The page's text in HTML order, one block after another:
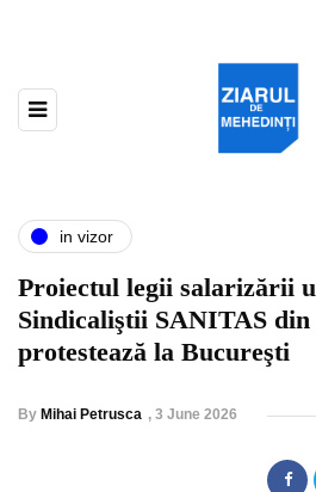
in vizor
Proiectul legii salarizării
Sindicaliştii SANITAS
protestează la Bucureşti
By Mihai Petrusca , 3 June 2026